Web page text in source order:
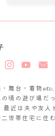
舞台・着物
頃の遊び場だ
最近は夫や友人
世帯住宅に住